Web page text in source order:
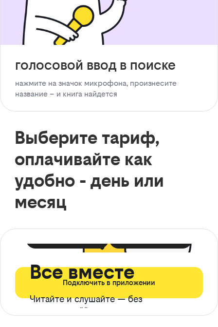
голосовой ввод в поиске
нажмите на значок микрофона, произнесите
название – и книга найдется
Выберите тариф,
оплачивайте как
удобно - день или
месяц
Все вместе
Читайте и слушайте — без
ограничений*
Подключить в приложении